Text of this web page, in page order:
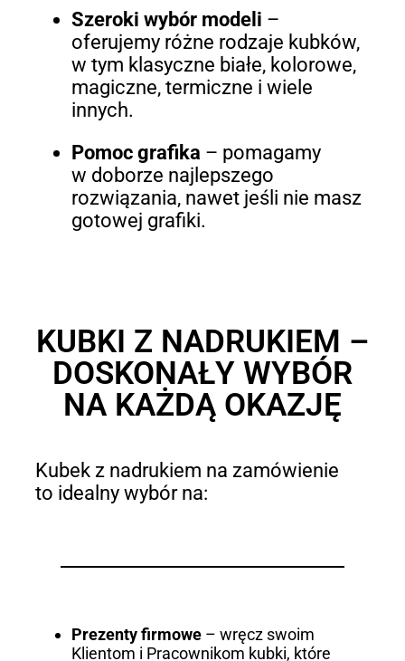
Szeroki wybór modeli –
oferujemy różne rodzaje kubków,
w tym klasyczne białe, kolorowe,
magiczne, termiczne i wiele
innych.
Pomoc grafika – pomagamy
w doborze najlepszego
rozwiązania, nawet jeśli nie masz
gotowej grafiki.
KUBKI Z NADRUKIEM –
DOSKONAŁY WYBÓR
NA KAŻDĄ OKAZJĘ
Kubek z nadrukiem na zamówienie
to idealny wybór na:
Prezenty firmowe– wręcz swoim
Klientom i Pracownikom kubki, które